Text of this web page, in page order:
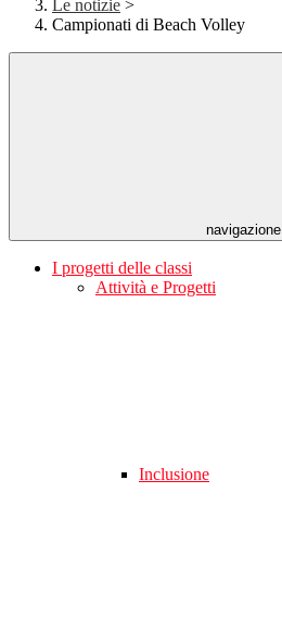
Le notizie >
Campionati di Beach Volley
navigazione
I progetti delle classi
Attività e Progetti
Inclusione